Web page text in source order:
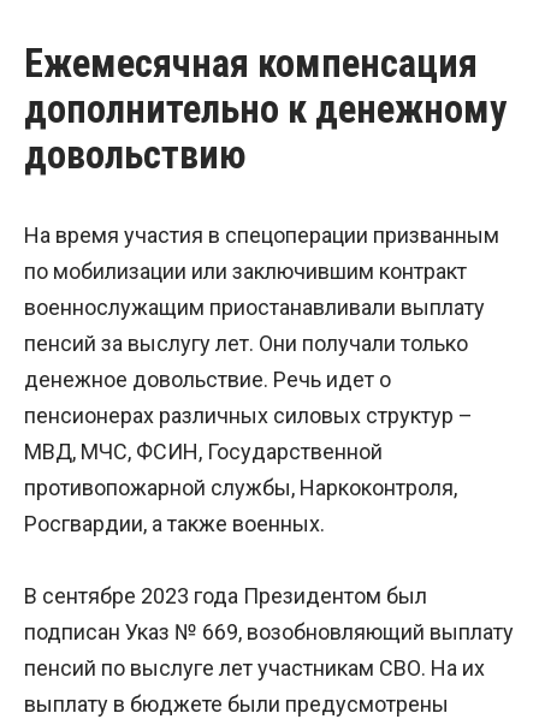
Ежемесячная компенсация
дополнительно к денежному
довольствию
На время участия в спецоперации призванным
по мобилизации или заключившим контракт
военнослужащим приостанавливали выплату
пенсий за выслугу лет. Они получали только
денежное довольствие. Речь идет о
пенсионерах различных силовых структур –
МВД, МЧС, ФСИН, Государственной
противопожарной службы, Наркоконтроля,
Росгвардии, а также военных.
В сентябре 2023 года Президентом был
подписан Указ № 669, возобновляющий выплату
пенсий по выслуге лет участникам СВО. На их
выплату в бюджете были предусмотрены